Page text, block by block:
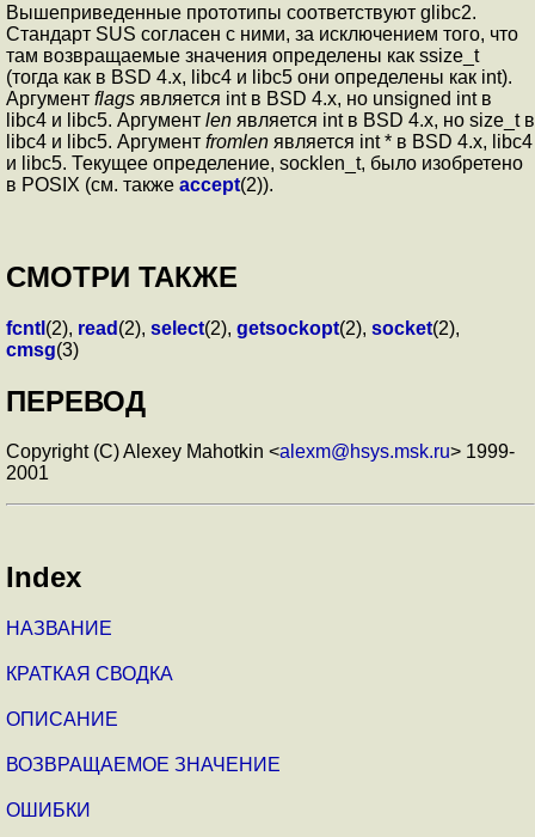
Вышеприведенные прототипы соответствуют glibc2.
Стандарт SUS согласен с ними, за исключением того, что
там возвращаемые значения определены как ssize_t
(тогда как в BSD 4.x, libc4 и libc5 они определены как int).
Аргумент flags является int в BSD 4.x, но unsigned int в
libc4 и libc5. Аргумент len является int в BSD 4.x, но size_t в
libc4 и libc5. Аргумент fromlen является int * в BSD 4.x, libc4
и libc5. Текущее определение, socklen_t, было изобретено
в POSIX (см. также accept(2)).
СМОТРИ ТАКЖЕ
fcntl (2), read (2), select(2), getsockopt(2), socket(2),
cmsg(3)
ПЕРЕВОД
Copyright (C) Alexey Mahotkin <alexm@hsys.msk.ru> 1999-
2001
Index
НАЗВАНИЕ
КРАТКАЯ СВОДКА
ОПИСАНИЕ
ВОЗВРАЩАЕМОЕ ЗНАЧЕНИЕ
ОШИБКИ